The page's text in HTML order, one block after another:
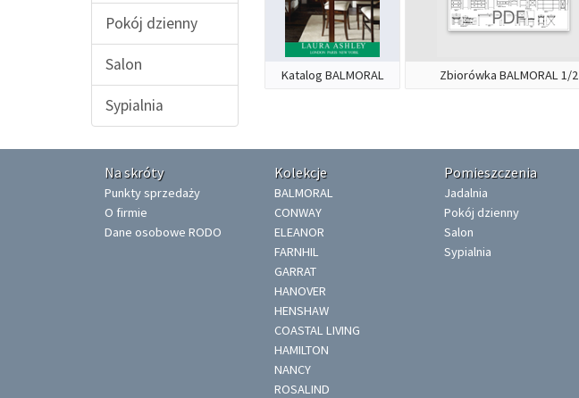
Pokój dzienny
Salon
Sypialnia
Katalog BALMORAL Zbiorówka BALMORAL 1/2
Na skróty
Punkty sprzedaży
O firmie
Dane osobowe RODO
Kolekcje
BALMORAL
CONWAY
ELEANOR
FARNHIL
GARRAT
HANOVER
HENSHAW
COASTAL LIVING
HAMILTON
NANCY
ROSALIND
Pomieszczenia
Jadalnia
Pokój dzienny
Salon
Sypialnia